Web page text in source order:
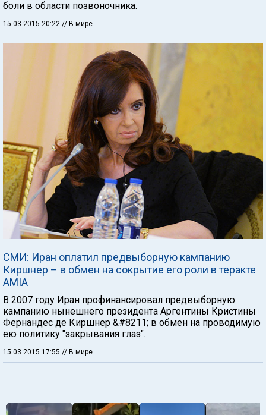
боли в области позвоночника.
15.03.2015 20:22 // В мире
СМИ: Иран оплатил предвыборную кампанию
Киршнер – в обмен на сокрытие его роли в теракте
AMIA
В 2007 году Иран профинансировал предвыборную
кампанию нынешнего президента Аргентины Кристины
Фернандес де Киршнер &#8211; в обмен на проводимую
ею политику "закрывания глаз".
15.03.2015 17:55 // В мире